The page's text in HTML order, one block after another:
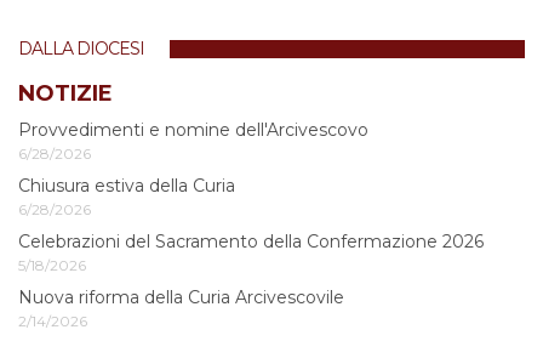
vedere
alle
originali…
DALLA DIOCESI
NOTIZIE
Provvedimenti e nomine dell'Arcivescovo
6/28/2026
Chiusura estiva della Curia
6/28/2026
Celebrazioni del Sacramento della Confermazione 2026
5/18/2026
Nuova riforma della Curia Arcivescovile
2/14/2026